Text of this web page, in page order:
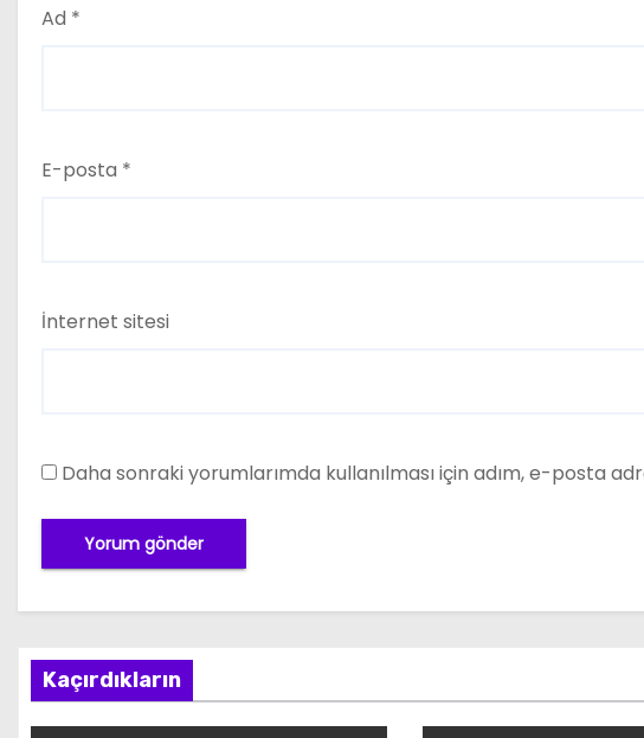
Ad *
E-posta *
İnternet sitesi
Daha sonraki yorumlarımda kullanılması için adım, e-posta
Kaçırdıkların